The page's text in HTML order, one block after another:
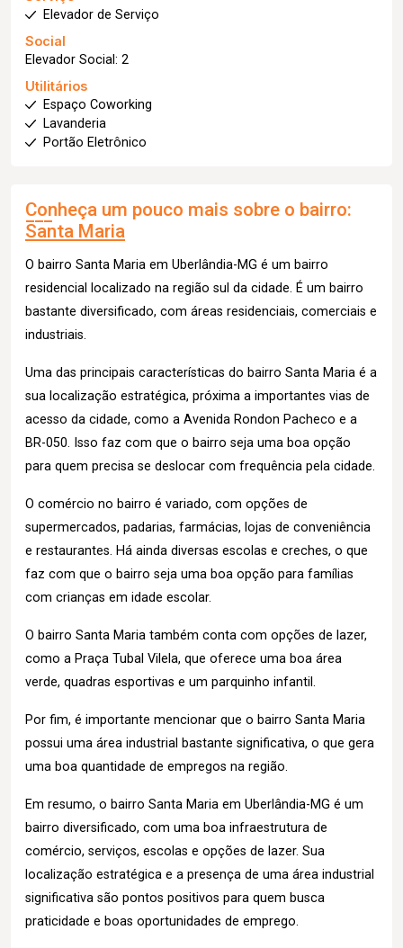
Elevador de Serviço
Social
Elevador Social: 2
Utilitários
Espaço Coworking
Lavanderia
Portão Eletrônico
Conheça um pouco mais sobre o bairro:
Santa Maria
O bairro Santa Maria em Uberlândia-MG é um bairro
residencial localizado na região sul da cidade. É um bairro
bastante diversificado, com áreas residenciais, comerciais e
industriais.
Uma das principais características do bairro Santa Maria é a
sua localização estratégica, próxima a importantes vias de
acesso da cidade, como a Avenida Rondon Pacheco e a
BR-050. Isso faz com que o bairro seja uma boa opção
para quem precisa se deslocar com frequência pela cidade.
O comércio no bairro é variado, com opções de
supermercados, padarias, farmácias, lojas de conveniência
e restaurantes. Há ainda diversas escolas e creches, o que
faz com que o bairro seja uma boa opção para famílias
com crianças em idade escolar.
O bairro Santa Maria também conta com opções de lazer,
como a Praça Tubal Vilela, que oferece uma boa área
verde, quadras esportivas e um parquinho infantil.
Por fim, é importante mencionar que o bairro Santa Maria
possui uma área industrial bastante significativa, o que gera
uma boa quantidade de empregos na região.
Em resumo, o bairro Santa Maria em Uberlândia-MG é um
bairro diversificado, com uma boa infraestrutura de
comércio, serviços, escolas e opções de lazer. Sua
localização estratégica e a presença de uma área industrial
significativa são pontos positivos para quem busca
praticidade e boas oportunidades de emprego.